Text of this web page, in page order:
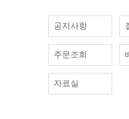
공지사항
주문조회
자료실